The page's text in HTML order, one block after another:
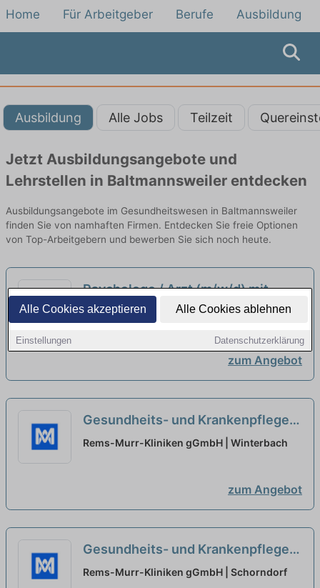
Alle Cookies akzeptieren Alle Cookies ablehnen
Einstellungen Datenschutzerklärung
Home Für Arbeitgeber Berufe Ausbildung
Ausbildung Alle Jobs Teilzeit
Jetzt Ausbildungsangebote und
Lehrstellen in Baltmannsweiler entdecken
Ausbildungsangebote im Gesundheitswesen in Baltmannsweiler
finden Sie von namhaften Firmen. Entdecken Sie freie Optionen
von Top-Arbeitgebern und bewerben Sie sich noch heute.
Psychologe / Arzt (m/w/d) mit
abgeschlossener oder
fortgeschrittener
Psychotherapieausbildung neu
Robert-Bosch-Krankenhaus GmbH |
Stuttgart
zum Angebot
Gesundheits- und Krankenpfleger
(m/w/d) - Geriatrie und
Rems-Murr-Kliniken gGmbH | Winterbach
zum Angebot
Gesundheits- und Krankenpfleger
(m/w/d) - Geriatrie und
Rems-Murr-Kliniken gGmbH | Schorndorf